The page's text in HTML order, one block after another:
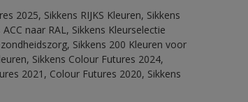
2025, Sikkens RIJKS Kleuren, Sikkens
naar RAL, Sikkens Kleurselectie
Sikkens 200 Kleuren voor
Sikkens Colour Futures 2024,
2021, Colour Futures 2020, Sikkens